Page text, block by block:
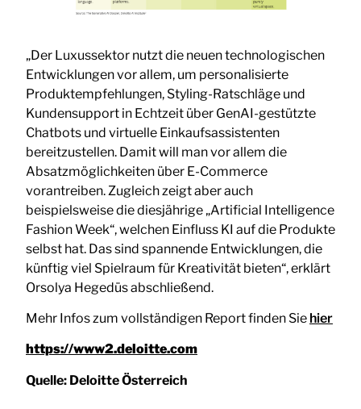
„Der Luxussektor nutzt die neuen technologischen
Entwicklungen vor allem, um personalisierte
Produktempfehlungen, Styling-Ratschläge und
Kundensupport in Echtzeit über GenAI-gestützte
Chatbots und virtuelle Einkaufsassistenten
bereitzustellen. Damit will man vor allem die
Absatzmöglichkeiten über E-Commerce
vorantreiben. Zugleich zeigt aber auch
beispielsweise die diesjährige „Artificial Intelligence
Fashion Week“, welchen Einfluss KI auf die Produkte
selbst hat. Das sind spannende Entwicklungen, die
künftig viel Spielraum für Kreativität bieten“, erklärt
Orsolya Hegedüs abschließend.
Mehr Infos zum vollständigen Report finden Sie hier
https://www2.deloitte.com
Quelle: Deloitte Österreich